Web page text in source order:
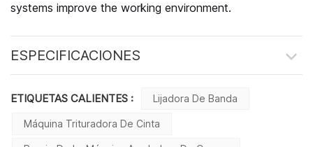
systems improve the working environment.
ESPECIFICACIONES
ETIQUETAS CALIENTES : Lijadora De Banda
Máquina Trituradora De Cinta